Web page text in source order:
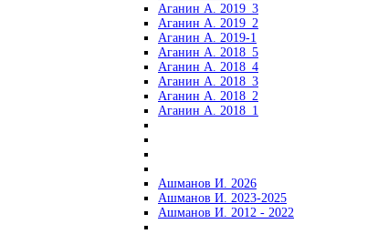
Аганин А. 2019_3
Аганин А. 2019_2
Аганин А. 2019-1
Аганин А. 2018_5
Аганин А. 2018_4
Аганин А. 2018_3
Аганин А. 2018_2
Аганин А. 2018_1
Ашманов И. 2026
Ашманов И. 2023-2025
Ашманов И. 2012 - 2022